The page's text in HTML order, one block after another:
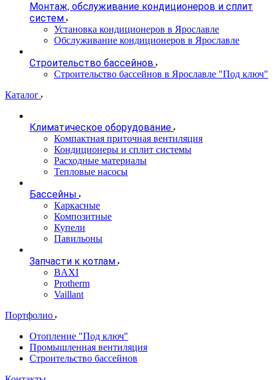
Монтаж, обслуживание кондиционеров и сплит
систем
Установка кондиционеров в Ярославле
Обслуживание кондиционеров в Ярославле
Строительство бассейнов
Строительство бассейнов в Ярославле "Под ключ"
Каталог
Климатическое оборудование
Компактная приточная вентиляция
Кондиционеры и сплит системы
Расходные материалы
Тепловые насосы
Бассейны
Каркасные
Композитные
Купели
Павильоны
Запчасти к котлам
BAXI
Protherm
Vaillant
Портфолио
Отопление "Под ключ"
Промышленная вентиляция
Строительство бассейнов